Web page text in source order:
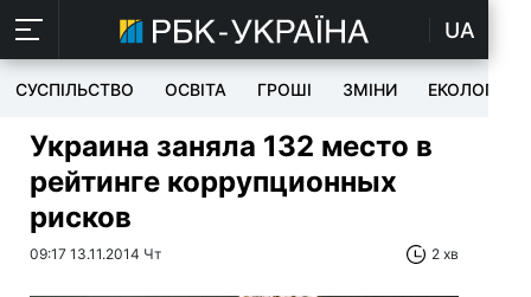
UA
СУСПІЛЬСТВО ОСВІТА ГРОШІ ЗМІНИ ЕКОЛОГІЯ
Украина заняла 132 место в
рейтинге коррупционных
рисков
09:17 13.11.2014 Чт 2 хв